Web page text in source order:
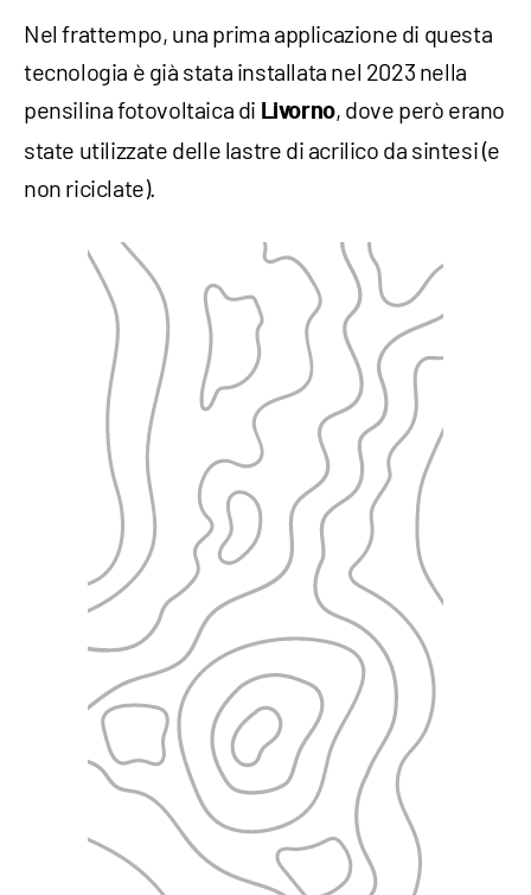
Nel frattempo, una prima applicazione di questa
tecnologia è già stata installata nel 2023 nella
pensilina fotovoltaica di Livorno, dove però erano
state utilizzate delle lastre di acrilico da sintesi (e
non riciclate).